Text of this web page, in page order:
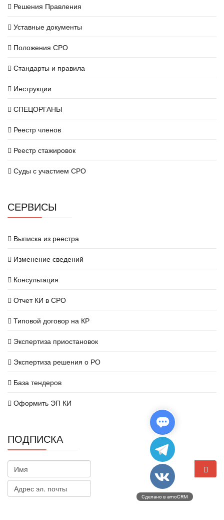
Решения Правления
Уставные документы
Положения СРО
Стандарты и правила
Инструкции
СПЕЦОРГАНЫ
Реестр членов
Реестр стажировок
Суды с участием СРО
СЕРВИСЫ
Выписка из реестра
Изменение сведений
Консультация
Отчет КИ в СРО
Типовой договор на КР
Экспертиза приостановок
Экспертиза решения о РО
База тендеров
Оформить ЭП КИ
ПОДПИСКА
Сделано в amoCRM